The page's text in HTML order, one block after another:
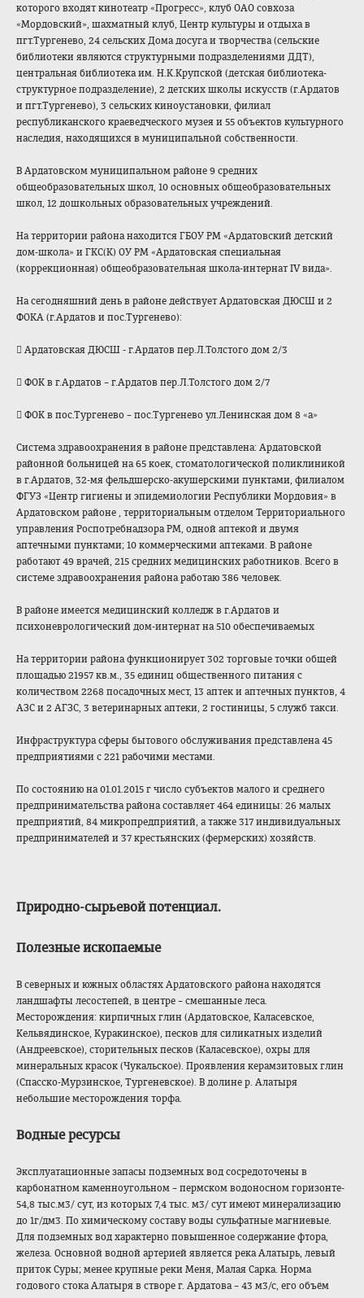
которого входят кинотеатр «Прогресс», клуб ОАО совхоза
«Мордовский», шахматный клуб, Центр культуры и отдыха в
пгт.Тургенево, 24 сельских Дома досуга и творчества (сельские
библиотеки являются структурными подразделениями ДДТ),
центральная библиотека им. Н.К.Крупской (детская библиотека-
структурное подразделение), 2 детских школы искусств (г.Ардатов
и пгт.Тургенево), 3 сельских киноустановки, филиал
республиканского краеведческого музея и 55 объектов культурного
наследия, находящихся в муниципальной собственности.
В Ардатовском муниципальном районе 9 средних
общеобразовательных школ, 10 основных общеобразовательных
школ, 12 дошкольных образовательных учреждений.
На территории района находится ГБОУ РМ «Ардатовский детский
дом-школа» и ГКС(К) ОУ РМ «Ардатовская специальная
(коррекционная) общеобразовательная школа-интернат IV вида».
На сегодняшний день в районе действует Ардатовская ДЮСШ и 2
ФОКА (г.Ардатов и пос.Тургенево):
 Ардатовская ДЮСШ - г.Ардатов пер.Л.Толстого дом 2/3
 ФОК в г.Ардатов – г.Ардатов пер.Л.Толстого дом 2/7
 ФОК в пос.Тургенево – пос.Тургенево ул.Ленинская дом 8 «а»
Система здравоохранения в районе представлена: Ардатовской
районной больницей на 65 коек, стоматологической поликлиникой
в г.Ардатов, 32-мя фельдшерско-акушерскими пунктами, филиалом
ФГУЗ «Центр гигиены и эпидемиологии Республики Мордовия» в
Ардатовском районе , территориальным отделом Территориального
управления Роспотребнадзора РМ, одной аптекой и двумя
аптечными пунктами; 10 коммерческими аптеками. В районе
работают 49 врачей, 215 средних медицинских работников. Всего в
системе здравоохранения района работаю 386 человек.
В районе имеется медицинский колледж в г.Ардатов и
психоневрологический дом-интернат на 510 обеспечиваемых
На территории района функционирует 302 торговые точки общей
площадью 21957 кв.м., 35 единиц общественного питания с
количеством 2268 посадочных мест, 13 аптек и аптечных пунктов, 4
АЗС и 2 АГЗС, 3 ветеринарных аптеки, 2 гостиницы, 5 служб такси.
Инфраструктура сферы бытового обслуживания представлена 45
предприятиями с 221 рабочими местами.
По состоянию на 01.01.2015 г число субъектов малого и среднего
предпринимательства района составляет 464 единицы: 26 малых
предприятий, 84 микропредприятий, а также 317 индивидуальных
предпринимателей и 37 крестьянских (фермерских) хозяйств.
Природно-сырьевой потенциал.
Полезные ископаемые
В северных и южных областях Ардатовского района находятся
ландшафты лесостепей, в центре – смешанные леса.
Месторождения: кирпичных глин (Ардатовское, Каласевское,
Кельвядинское, Куракинское), песков для силикатных изделий
(Андреевское), сторительных песков (Каласевское), охры для
минеральных красок (Чукальское). Проявления керамзитовых глин
(Спасско-Мурзинское, Тургеневское). В долине р. Алатыря
небольшие месторождения торфа.
Водные ресурсы
Эксплуатационные запасы подземных вод сосредоточены в
карбонатном каменноугольном – пермском водоносном горизонте-
54,8 тыс.м3/ сут, из которых 7,4 тыс. м3/ сут имеют минерализацию
до 1г/дм3. По химическому составу воды сульфатные магниевые.
Для подземных вод характерно повышенное содержание фтора,
железа. Основной водной артерией является река Алатырь, левый
приток Суры; менее крупные реки Меня, Малая Сарка. Норма
годового стока Алатыря в створе г. Ардатова – 43 м3/с, его объём